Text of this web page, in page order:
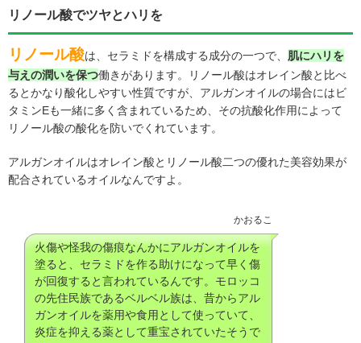
リノール酸でツヤとハリを
リノール酸は、セラミドを構成する成分の一つで、 肌にハリを
与えの潤いを保つ働きがあります。リノール酸はオレイン酸と比べ
るとかなり酸化しやすい性質ですが、アルガンオイルの場合にはビ
タミンEも一緒に多く含まれているため、その抗酸化作用によって
リノール酸の酸化を防いでくれています。
アルガンオイルはオレイン酸とリノール酸二つの優れた美容効果が
配合されているオイルなんですよ。
かおるこ
火傷や怪我の傷痕なんかにアルガンオイルを
塗ると、セラミドを作る助けになって早く傷
が回復すると言われているんです。モロッコ
の先住民族であるベルベル族は、昔からアル
ガンオイルを薬用や食用として使っていて、
炎症を抑える薬として重宝されていたそうで